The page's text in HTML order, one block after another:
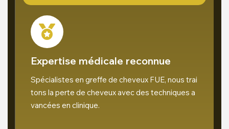
Expertise médicale reconnue
Spécialistes en greffe de cheveux FUE, nous trai
tons la perte de cheveux avec des techniques a
vancées en clinique.